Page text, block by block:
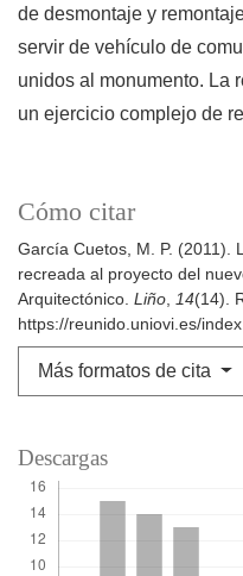
Cómo citar
García Cuetos, M. P. (2011).
recreada al proyecto del
Arquitectónico. Liño, 14(14).
https://reunido.uniovi.es/
Más formatos de cita
de desmontaje y
servir de vehículo de
unidos al monumento. La
un ejercicio complejo de
Descargas